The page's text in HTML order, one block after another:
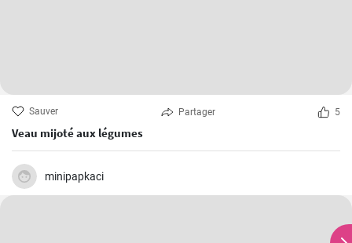
Sauver Partager 5
Veau mijoté aux légumes
minipapkaci